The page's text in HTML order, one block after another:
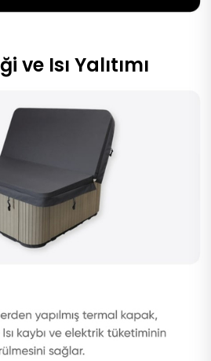
ve Isı Yalıtımı